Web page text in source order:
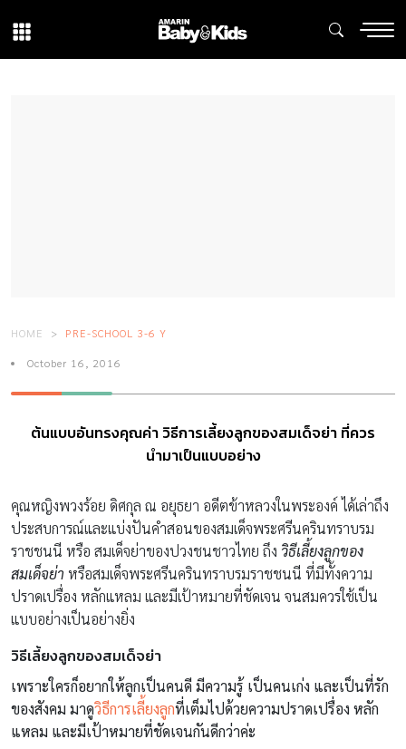
HOME PRE-SCHOOL 3-6 Y
October 16, 2016
ต้นแบบอันทรงคุณค่า วิธีการเลี้ยงลูกของสมเด็จย่า ที่ควร
นำมาเป็นแบบอย่าง
คุณหญิงพวงร้อย ดิศกุล ณ อยุธยา อดีตข้าหลวงในพระองค์ ได้เล่าถึง
ประสบการณ์และแบ่งปันคำสอนของสมเด็จพระศรีนครินทราบรม
ราชชนนี หรือ สมเด็จย่าของปวงชนชาวไทย ถึง วิธีเลี้ยงลูกของ
สมเด็จย่า หรือสมเด็จพระศรีนครินทราบรมราชชนนี ที่มีทั้งความ
ปราดเปรื่อง หลักแหลม และมีเป้าหมายที่ชัดเจน จนสมควรใช้เป็น
แบบอย่างเป็นอย่างยิ่ง
วิธีเลี้ยงลูกของสมเด็จย่า
เพราะใครก็อยากให้ลูกเป็นคนดี มีความรู้ เป็นคนเก่ง และเป็นที่รัก
ของสังคม มาดูวิธีการเลี้ยงลูกที่เต็มไปด้วยความปราดเปรื่อง หลัก
แหลม และมีเป้าหมายที่ชัดเจนกันดีกว่าค่ะ